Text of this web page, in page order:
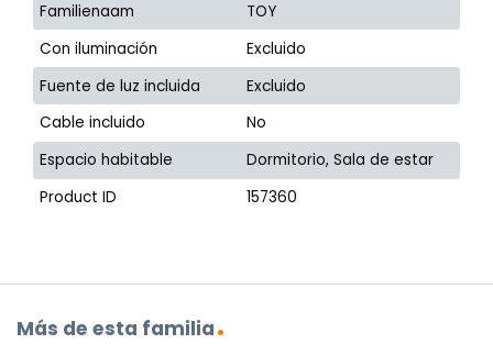
Familienaam
TOY
Con iluminación
Excluido
Fuente de luz incluida
Excluido
Cable incluido
No
Espacio habitable
Dormitorio, Sala de estar
Product ID
157360
Más de esta familia